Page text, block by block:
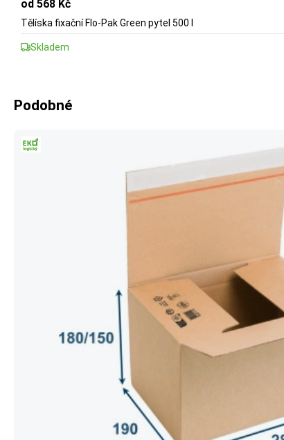
od 568 Kč
Tělíska fixační Flo-Pak Green pytel 500 l
Skladem
Podobné